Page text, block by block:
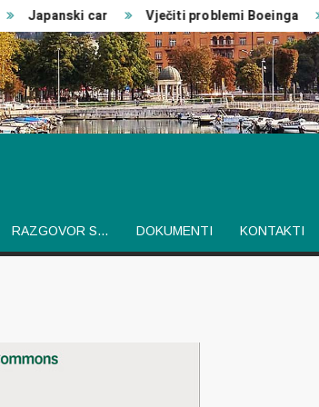
Japanski car Vječiti problemi Boeinga
RAZGOVOR S… DOKUMENTI KONTAKTI